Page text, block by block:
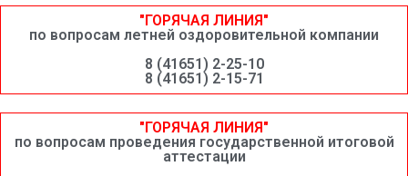
"ГОРЯЧАЯ ЛИНИЯ"
по вопросам летней оздоровительной компании
8 (41651) 2-25-10
8 (41651) 2-15-71
"ГОРЯЧАЯ ЛИНИЯ"
по вопросам проведения государственной итоговой
аттестации